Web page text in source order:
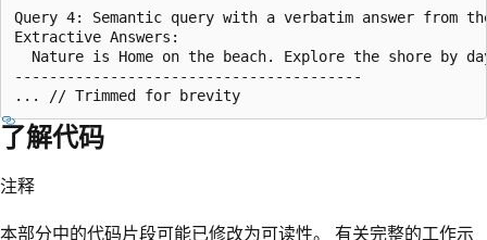
Query 4: Semantic query with a verbatim answer
Extractive Answers:
Nature is Home on the beach. Explore the shore by
----------------------------------------
了解代码
注释
本部分中的代码片段可能已修改为可读性。 有关完整的工作示